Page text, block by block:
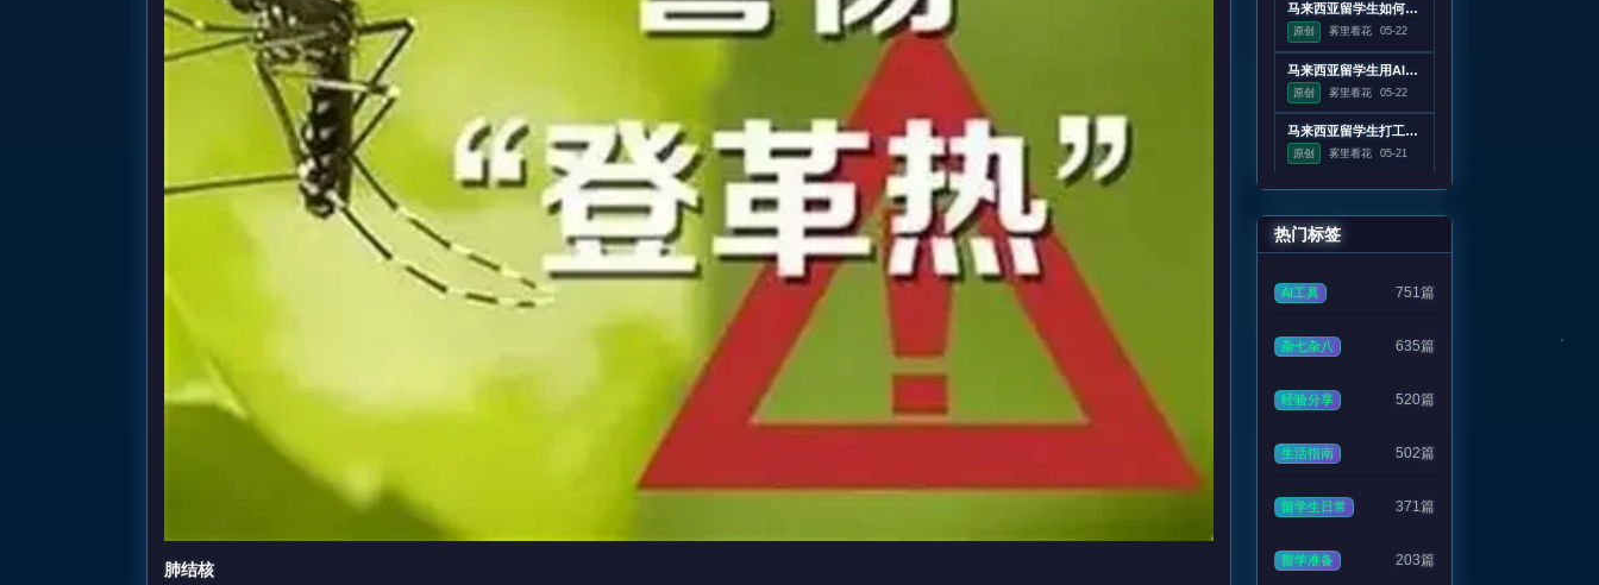
肺结核
马来西亚留学生如何选择适合自己的社团
原创 雾里看花 05-22
马来西亚留学生用AI写作业合理吗？
原创 雾里看花 05-22
马来西亚留学生打工严格禁止的岗位有哪些？
原创 雾里看花 05-21
热门标签
AI工具 751篇
杂七杂八 635篇
经验分享 520篇
生活指南 502篇
留学生日常 371篇
留学准备 203篇